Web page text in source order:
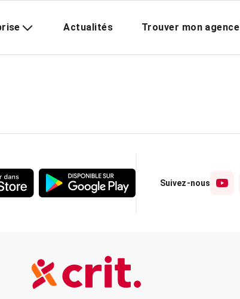
Actualités Trouver mon agence
Suivez-nous